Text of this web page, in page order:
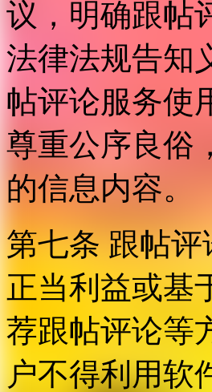
议，明确跟帖
法律法规告知
帖评论服务使
尊重公序良俗
的信息内容。
第七条 跟帖
正当利益或基
荐跟帖评论等
户不得利用软